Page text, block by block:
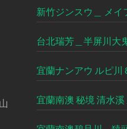
新竹ジンスウ＿ メ
台北瑞芳＿半屏川大
宜蘭ナンアウ ルピ川
宜蘭南澳 秘境 清水